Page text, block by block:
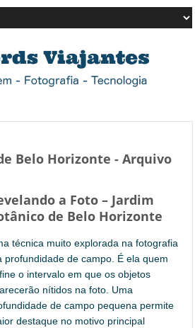
Belo Horizonte - Arquivo
a Foto – Jardim
de Belo Horizonte
técnica muito explorada na fotografia
profundidade de campo. É ela quem
o intervalo em que os objetos
nítidos na foto. Uma
de campo pequena permite
destaque no motivo principal